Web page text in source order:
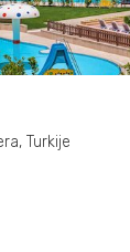
Turkije